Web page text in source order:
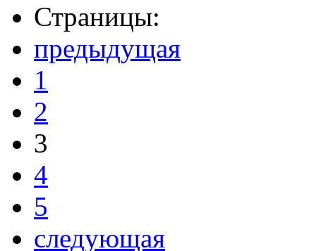
Страницы:
предыдущая
1
2
3
4
5
следующая